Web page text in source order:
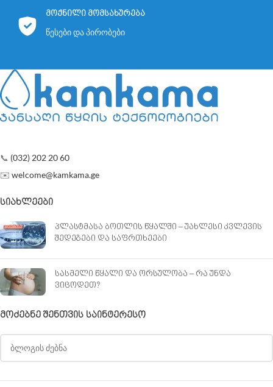
მოქნილი მომსახურება
წესები და პირობები
📞 (032) 202 20 60
✉️ welcome@kamkama.ge
ᲡᲘᲐᲮᲚᲔᲔᲑᲘ
პლასტმასა ბოთლის წყალში – უახლესი კვლევის
შედეგები და საფრთხეები
სასმელი წყალი და ორსულობა – რა უნდა
ვიცოდეთ?
ᲛᲝᲫᲔᲑᲜᲔ ᲨᲔᲜᲗᲕᲘᲡ ᲡᲐᲘᲜᲢᲔᲠᲔᲡᲝ